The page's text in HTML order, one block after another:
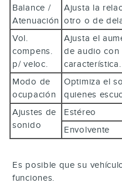
Balance /
Atenuación
Ajusta la
otro o de
Vol.
compens.
p/ veloc.
Ajusta el
de audio con
característica.
Modo de
ocupación
Optimiza el
quienes
Ajustes de
sonido
Estéreo
Envolvente
Es posible que su
funciones.